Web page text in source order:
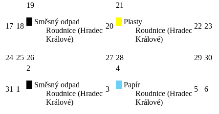
17 18
19
Směsný odpad
Roudnice (Hradec
Králové)
20
21
Plasty
Roudnice (Hradec
Králové)
22 23
24 25 26 27 28 29 30
31 1
2
Směsný odpad
Roudnice (Hradec
Králové)
3
4
Papír
Roudnice (Hradec
Králové)
5 6